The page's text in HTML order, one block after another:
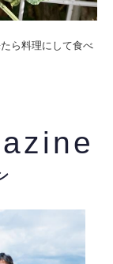
ら料理にして食べ